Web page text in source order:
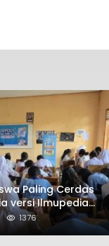
Paling Cerdas
versi Ilmupedia
2025
1376